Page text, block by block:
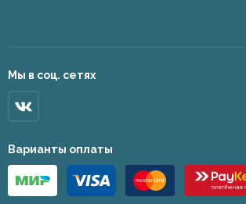
Мы в соц. сетях
Варианты оплаты